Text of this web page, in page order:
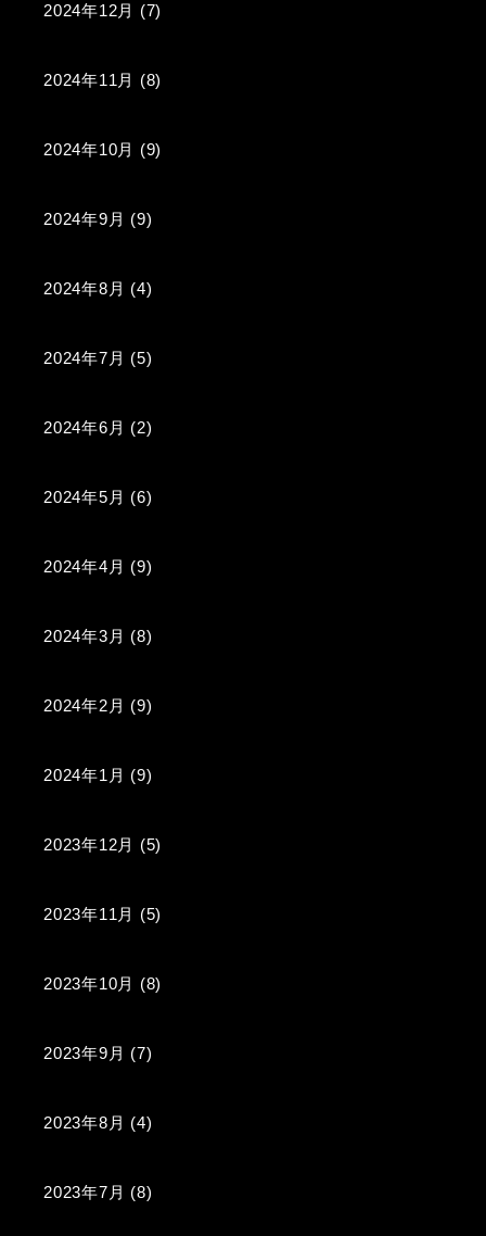
2024年12月 (7)
2024年11月 (8)
2024年10月 (9)
2024年9月 (9)
2024年8月 (4)
2024年7月 (5)
2024年6月 (2)
2024年5月 (6)
2024年4月 (9)
2024年3月 (8)
2024年2月 (9)
2024年1月 (9)
2023年12月 (5)
2023年11月 (5)
2023年10月 (8)
2023年9月 (7)
2023年8月 (4)
2023年7月 (8)